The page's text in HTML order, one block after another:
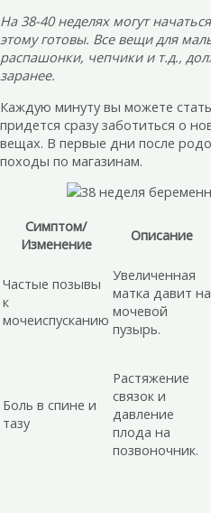
На 38-40 неделях могут
этому готовы. Все вещи для
распашонки, чепчики и т.д.,
заранее.
Каждую минуту вы можете
придется сразу заботиться о
вещах. В первые дни после
походы по магазинам.
Симптом/
Изменение
Описание
Частые позывы
к
мочеиспусканию
Увеличенная
матка давит на
мочевой
пузырь.
Боль в спине и
тазу
Растяжение
связок и
давление
плода на
позвоночник.